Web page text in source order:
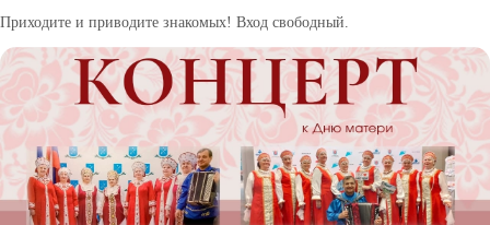
Приходите и приводите знакомых! Вход свободный.